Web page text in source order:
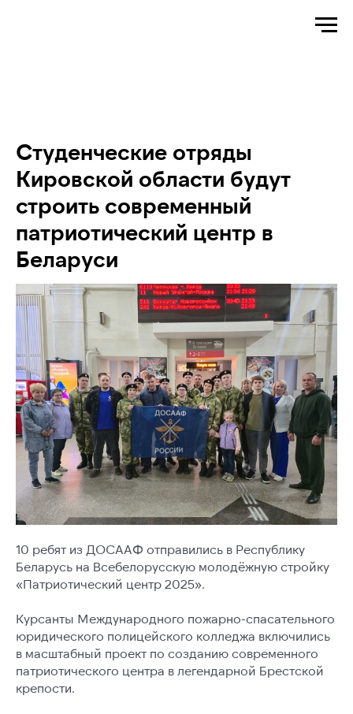
Студенческие отряды
Кировской области будут
строить современный
патриотический центр в
Беларуси
10 ребят из ДОСААФ отправились в Республику
Беларусь на Всебелорусскую молодёжную стройку
«Патриотический центр 2025».
Курсанты Международного пожарно-спасательного
юридического полицейского колледжа включились
в масштабный проект по созданию современного
патриотического центра в легендарной Брестской
крепости.